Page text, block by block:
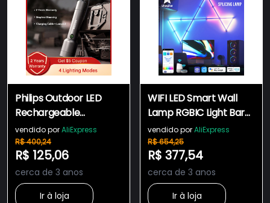
Philips Outdoor LED
Rechargeable
Flashlight Portable
Powerful Bright
Flashlights Camping
Lamp for Outdoor
Hiking Self Defense
vendido porAliExpress
R$ 400,24
R$ 125,06
cerca de 3 anos
Ir à loja
WIFI LED Smart Wall
Lamp RGBIC Light Bar
DIY Atmosphere Night
Light
vendido porAliExpress
R$ 654,25
R$ 377,54
cerca de 3 anos
Ir à loja